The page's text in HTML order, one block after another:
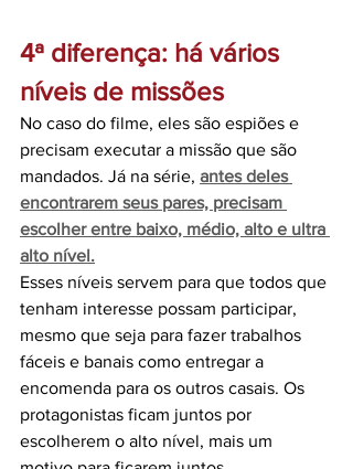
4ª diferença: há vários
níveis de missões
No caso do filme, eles são espiões e
precisam executar a missão que são
mandados. Já na série, antes deles
encontrarem seus pares, precisam
escolher entre baixo, médio, alto e ultra
alto nível.
Esses níveis servem para que todos que
tenham interesse possam participar,
mesmo que seja para fazer trabalhos
fáceis e banais como entregar a
encomenda para os outros casais. Os
protagonistas ficam juntos por
escolherem o alto nível, mais um